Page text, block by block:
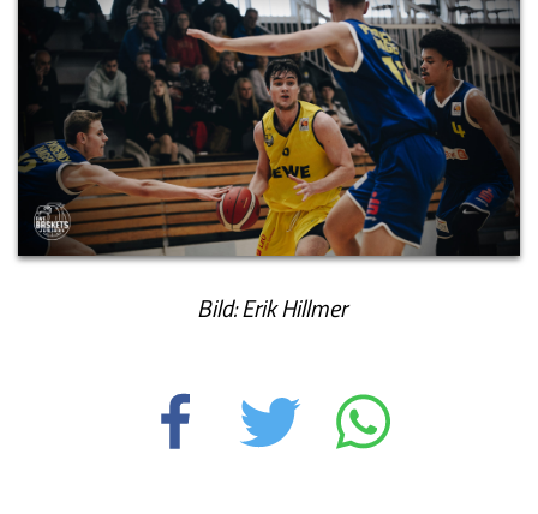
Bild: Erik Hillmer